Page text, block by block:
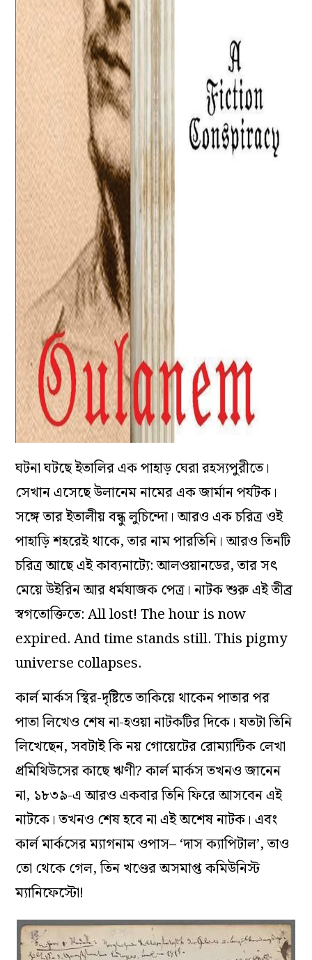
ঘটনা ঘটছে ইতালির এক পাহাড় ঘেরা রহস্যপুরীতে।
সেখান এসেছে উলানেম নামের এক জার্মান পর্যটক।
সঙ্গে তার ইতালীয় বন্ধু লুচিন্দো। আরও এক চরিত্র ওই
পাহাড়ি শহরেই থাকে, তার নাম পারতিনি। আরও তিনটি
চরিত্র আছে এই কাব্যনাট্যে: আলওয়ানডের, তার সৎ
মেয়ে উইরিন আর ধর্মযাজক পেত্র। নাটক শুরু এই তীব্র
স্বগতোক্তিতে: All lost! The hour is now
expired. And time stands still. This pigmy
universe collapses.
কার্ল মার্কস স্থির-দৃষ্টিতে তাকিয়ে থাকেন পাতার পর
পাতা লিখেও শেষ না-হওয়া নাটকটির দিকে। যতটা তিনি
লিখেছেন, সবটাই কি নয় গোয়েটের রোম্যান্টিক লেখা
প্রমিথিউসের কাছে ঋণী? কার্ল মার্কস তখনও জানেন
না, ১৮৩৯-এ আরও একবার তিনি ফিরে আসবেন এই
নাটকে। তখনও শেষ হবে না এই অশেষ নাটক। এবং
কার্ল মার্কসের ম্যাগনাম ওপাস– ‘দাস ক্যাপিটাল’, তাও
তো থেকে গেল, তিন খণ্ডের অসমাপ্ত কমিউনিস্ট
ম্যানিফেস্টো!